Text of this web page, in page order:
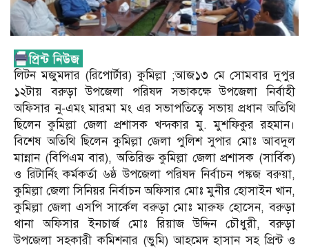
লিটন মজুমদার (রিপোর্টার) কুমিল্লা ;আজ১৩ মে সোমবার দুপুর
১২টায় বরুড়া উপজেলা পরিষদ সভাকক্ষে উপজেলা নির্বাহী
অফিসার নু-এমং মারমা মং এর সভাপতিত্বে সভায় প্রধান অতিথি
ছিলেন কুমিল্লা জেলা প্রশাসক খন্দকার মু. মুশফিকুর রহমান।
বিশেষ অতিথি ছিলেন কুমিল্লা জেলা পুলিশ সুপার মোঃ আবদুল
মান্নান (বিপিএম বার), অতিরিক্ত কুমিল্লা জেলা প্রশাসক (সার্বিক)
ও রিটার্নিং কর্মকর্তা ৬ষ্ঠ উপজেলা পরিষদ নির্বাচন পঙ্কজ বরুয়া,
কুমিল্লা জেলা সিনিয়র নির্বাচন অফিসার মোঃ মুনীর হোসাইন খান,
কুমিল্লা জেলা এসপি সার্কেল বরুড়া মোঃ মারুফ হোসেন, বরুড়া
থানা অফিসার ইনচার্জ মোঃ রিয়াজ উদ্দিন চৌধুরী, বরুড়া
উপজেলা সহকারী কমিশনার (ভুমি) আহমেদ হাসান সহ প্রিন্ট ও